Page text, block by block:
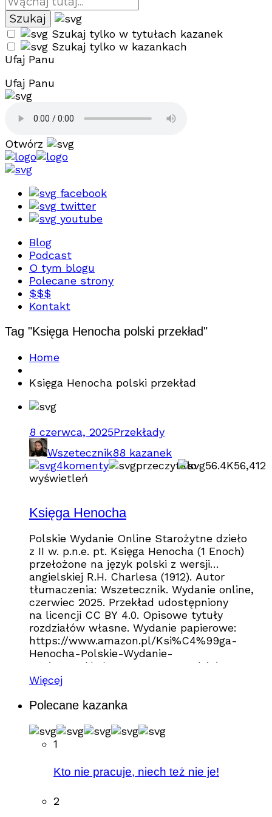
Szukaj tylko w tytułach kazanek
Szukaj tylko w kazankach
Ufaj Panu
Ufaj Panu
Otwórz
facebook
twitter
youtube
Blog
Podcast
O tym blogu
Polecane strony
$$$
Kontakt
Tag "Księga Henocha polski przekład"
Home
Księga Henocha polski przekład
8 czerwca, 2025Przekłady
Wszetecznik88 kazanek
4komenty przeczytało 56.4K56,412
wyświetleń
Księga Henocha
Polskie Wydanie Online Starożytne dzieło
z II w. p.n.e. pt. Księga Henocha (1 Enoch)
przełożone na język polski z wersji
angielskiej R.H. Charlesa (1912). Autor
tłumaczenia: Wszetecznik. Wydanie online,
czerwiec 2025. Przekład udostępniony
na licencji CC BY 4.0. Opisowe tytuły
rozdziałów własne. Wydanie papierowe:
https://www.amazon.pl/Ksi%C4%99ga-
Henocha-Polskie-Wydanie-
Papierowe/dp/B0FYT92VYY Rozdział 1 –
Proroctwo o sądzie nad grzesznikami
Więcej
Polecane kazanka
1
Kto nie pracuje, niech też nie je!
2